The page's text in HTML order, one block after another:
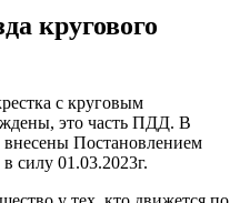
кругового
с круговым
это часть ПДД. В
Постановлением
силу 01.03.2023г.